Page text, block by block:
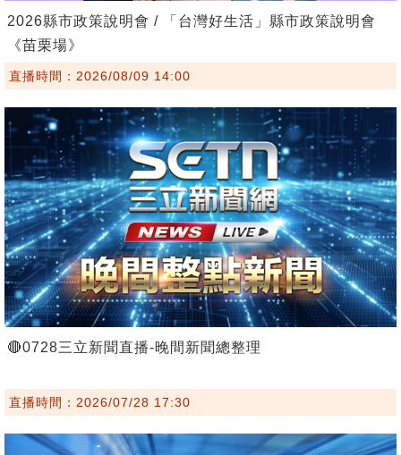
2026縣市政策說明會 / 「台灣好生活」縣市政策說明會
《苗栗場》
直播時間：2026/08/09 14:00
🔴0728三立新聞直播-晚間新聞總整理
直播時間：2026/07/28 17:30